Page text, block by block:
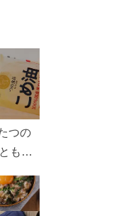
つの
もに
で。
ツを